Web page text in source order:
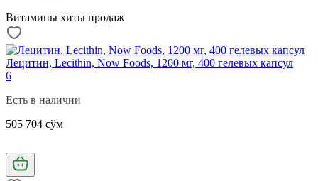
Витамины хиты продаж
Лецитин, Lecithin, Now Foods, 1200 мг, 400 гелевых капсул
6
Есть в наличии
505 704 сўм